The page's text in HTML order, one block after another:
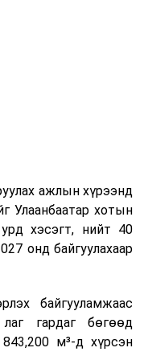
хангах зэрэг
тусгажээ.
асуулт-хариулт,
ажиллах дасгал,
дадлага зэрэг
зохион байгуулж
ажлын хүрээнд
Улаанбаатар хотын
хэсэгт, нийт 40
онд байгуулахаар
байгууламжаас
гардаг бөгөөд
м³-д хүрсэн